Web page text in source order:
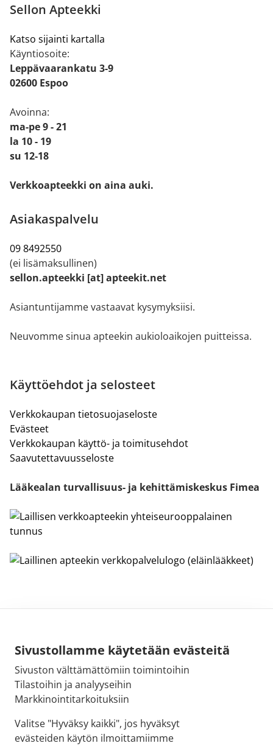
Sivustollamme käytetään evästeitä
Sivuston välttämättömiin toimintoihin
Tilastoihin ja analyyseihin
Markkinointitarkoituksiin
Valitse "Hyväksy kaikki", jos hyväksyt
evästeiden käytön ilmoittamiimme
Sellon Apteekki
Katso sijainti kartalla
Käyntiosoite:
Leppävaarankatu 3-9
02600 Espoo
Avoinna:
ma-pe 9 - 21
la 10 - 19
su 12-18
Verkkoapteekki on aina auki.
Asiakaspalvelu
09 8492550
(ei lisämaksullinen)
sellon.apteekki [at] apteekit.net
Asiantuntijamme vastaavat kysymyksiisi.
Neuvomme sinua apteekin aukioloaikojen puitteissa.
Käyttöehdot ja selosteet
Verkkokaupan tietosuojaseloste
Evästeet
Verkkokaupan käyttö- ja toimitusehdot
Saavutettavuusseloste
Lääkealan turvallisuus- ja kehittämiskeskus Fimea
Sähköpostiosoite:
kirjaamo@fimea.fi
Fimean vaihde:
029 522 3341